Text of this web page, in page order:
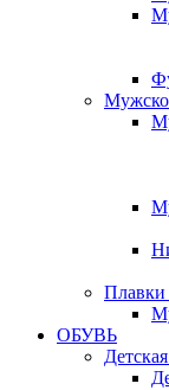
Плавки
ОБУВЬ